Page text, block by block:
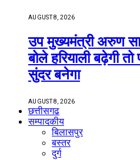
AUGUST 8, 2026
उप मुख्यमंत्री अरुण
बोले हरियाली बढ़ेगी
सुंदर बनेगा
AUGUST 8, 2026
छत्तीसगढ
सम्पादकीय
बिलासपुर
बस्तर
दुर्ग